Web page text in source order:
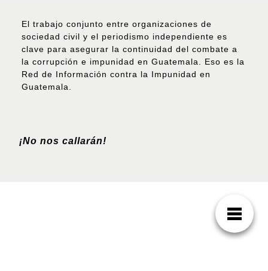
El trabajo conjunto entre organizaciones de
sociedad civil y el periodismo independiente es
clave para asegurar la continuidad del combate a
la corrupción e impunidad en Guatemala. Eso es la
Red de Información contra la Impunidad en
Guatemala.
¡No nos callarán!